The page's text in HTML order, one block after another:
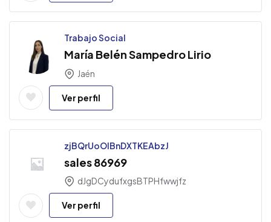
Trabajo Social
María Belén Sampedro Lirio
Jaén
Ver perfil
zjBQrUoOlBnDXTKEAbzJ
sales 86969
dJgDCydufxgsBTPHfwwjfz
Ver perfil